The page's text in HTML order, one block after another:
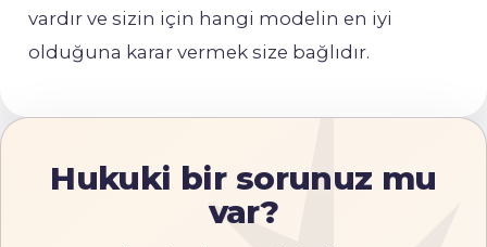
vardır ve sizin için hangi modelin en iyi
olduğuna karar vermek size bağlıdır.
Hukuki bir sorunuz mu
var?